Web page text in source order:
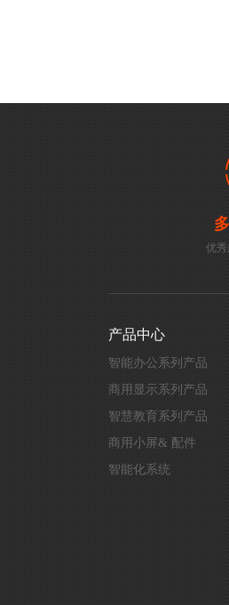
优
产品中心
智能办公系列产品
商用显示系列产品
智慧教育系列产品
商用小屏& 配件
智能化系统